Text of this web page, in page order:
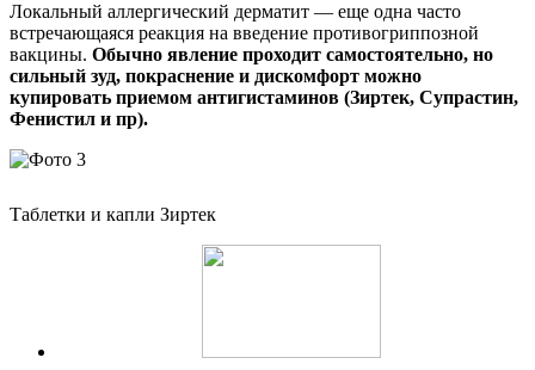
Локальный аллергический дерматит — еще одна часто
встречающаяся реакция на введение противогриппозной
вакцины. Обычно явление проходит самостоятельно, но
сильный зуд, покраснение и дискомфорт можно
купировать приемом антигистаминов (Зиртек, Супрастин,
Фенистил и пр).
Таблетки и капли Зиртек